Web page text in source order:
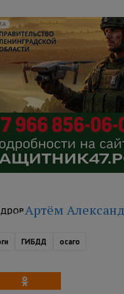
Артём
ГИБДД осаго